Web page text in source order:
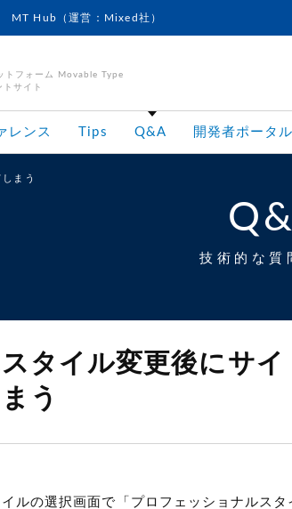
MT Hub（運営：Mixed社）
トフォーム Movable Type
トサイト
レンス Tips Q&A 開発者ポータル
まう
技術的な質
タイル変更後にサ
う
イルの選択画面で「プロフェッショナルス